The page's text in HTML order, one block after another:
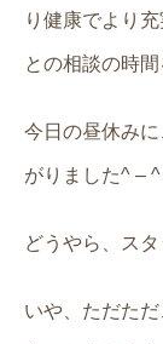
り健康でより
との相談の時
今日の昼休み
がりました^ – ^
どうやら、ス
いや、ただた